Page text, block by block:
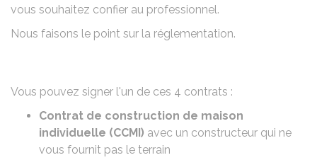
vous souhaitez confier au professionnel.
Nous faisons le point sur la réglementation.
Vous pouvez signer l'un de ces 4 contrats :
Contrat de construction de maison
individuelle (CCMI) avec un constructeur qui ne
vous fournit pas le terrain